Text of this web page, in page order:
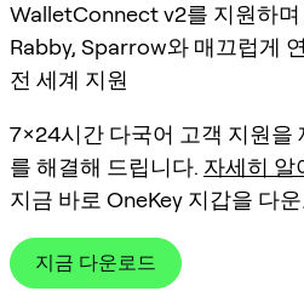
WalletConnect v2를 지원하며
Rabby, Sparrow와 매끄럽게
전 세계 지원
7×24시간 다국어 고객 지원을
를 해결해 드립니다. 자세히 알
지금 바로 OneKey 지갑을 다
지금 다운로드